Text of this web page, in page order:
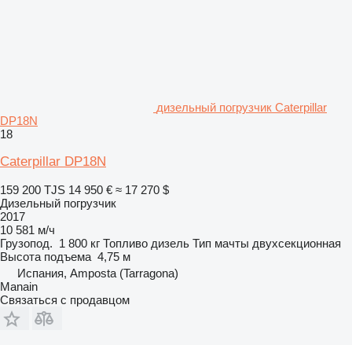
дизельный погрузчик Caterpillar
DP18N
18
Caterpillar DP18N
159 200 TJS 14 950 € ≈ 17 270 $
Дизельный погрузчик
2017
10 581 м/ч
Грузопод. 1 800 кг Топливо дизель Тип мачты двухсекционная
Высота подъема 4,75 м
Испания, Amposta (Tarragona)
Manain
Связаться с продавцом